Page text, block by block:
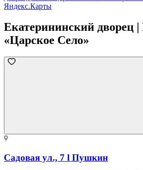
Яндекс.Карты
Екатерининский дворец
«Царское Село»
Садовая ул., 7 l Пушкин